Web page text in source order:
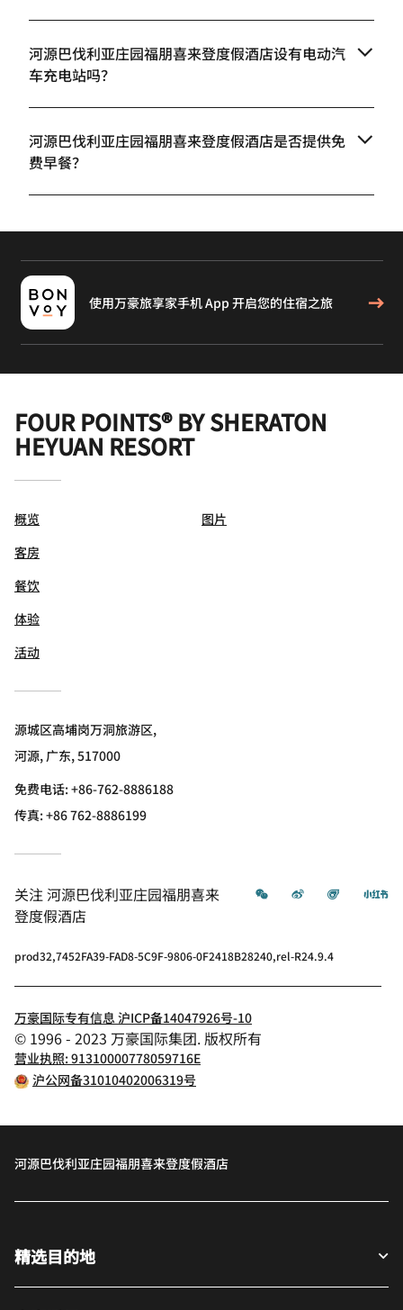
河源巴伐利亚庄园福朋喜来登度假酒店设有电动汽
车充电站吗？
河源巴伐利亚庄园福朋喜来登度假酒店是否提供免
费早餐？
使用万豪旅享家手机 App 开启您的住宿之旅
FOUR POINTS® BY SHERATON
HEYUAN RESORT
概览
客房
餐饮
体验
活动
图片
源城区高埔岗万洞旅游区,
河源, 广东, 517000
免费电话:+86-762-8886188
传真:+86 762-8886199
关注河源巴伐利亚庄园福朋喜来
登度假酒店
微信 微博 飞猪
prod32,7452FA39-FAD8-5C9F-9806-0F2418B28240,rel-R24.9.4
万豪国际专有信息 沪ICP备14047926号-10
© 1996 - 2023 万豪国际集团. 版权所有
营业执照: 91310000778059716E
沪公网备31010402006319号
河源巴伐利亚庄园福朋喜来登度假酒店
精选目的地